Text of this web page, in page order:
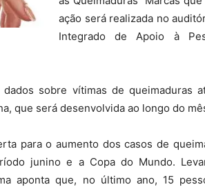
ação será realizada no
Integrado de Apoio à
sobre vítimas de queimaduras
que será desenvolvida ao longo do
para o aumento dos casos de
junino e a Copa do Mundo.
aponta que, no último ano, 15